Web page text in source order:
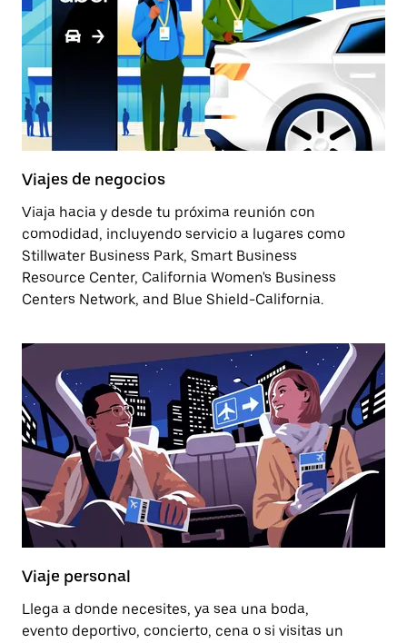
Viajes de negocios
Viaja hacia y desde tu próxima reunión con
comodidad, incluyendo servicio a lugares como
Stillwater Business Park, Smart Business
Resource Center, California Women's Business
Centers Network, and Blue Shield-California.
Viaje personal
Llega a donde necesites, ya sea una boda,
evento deportivo, concierto, cena o si visitas un